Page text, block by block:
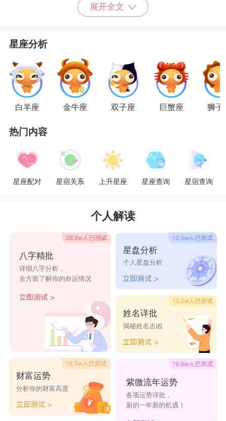
眼光比较高，不是什么人都能看得上眼的。
射手座
求者一直很多，其中不乏一些长得好看且条件优质
的。可是她们却迟迟不愿意选一个人定下来，其实
说到底就是因为她们贪玩的性格，总觉得自己还没
玩够，恋爱会束缚她们的自由，所以除非能遇到那
个让她们甘愿放弃自由的人，否则她们拒绝脱单!
双鱼座
的人，待人温柔体贴，做事有分寸，浪
漫多情又向往爱情，而且异性缘很好，所以很多人
都以为双鱼座的人应该是特别受欢迎的，被追求的
人应该也很多，其实并不是，双鱼座的人，虽然哥
们很多，到那时都是铁哥们，没办法来电。
星座乐原创文章，转载需注明出处
展开全文
星座分析
白羊座 金牛座 双子座 巨蟹座 狮子
热门内容
星座配对 星宿关系 上升星座 星座查询 星宿查询
个人解读
八字精批
详细八字分析，
全方面了解你的命运情况
财富运势
分析你的财富高度
星盘分析
个人星盘分析
姓名详批
揭秘姓名吉凶
紫微流年运势
各项运势详批，
新的一年新的机遇！